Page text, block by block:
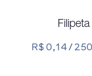
Filipeta
R$ 0,14 /